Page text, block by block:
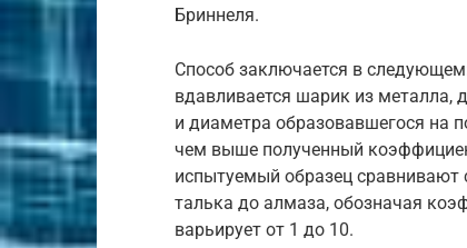
Бриннеля.
Способ заключается в
вдавливается шарик из
и диаметра образовавшегося на
чем выше полученный
испытуемый образец сравнивают
талька до алмаза, обозначая
варьирует от 1 до 10.